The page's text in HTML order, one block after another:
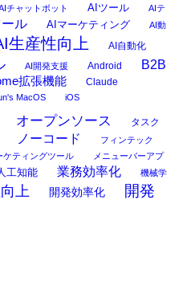
チャットボット AIツール
AIテ
ル AIマーケティング AI動
生産性向上 AI自動化
AI開発支援 Android
B2B
拡張機能 Claude
MacOS iOS
オープンソース
タスク
ノーコード フィンテック
ケティングツール
メニューバーアプ
工知能 業務効率化 機械学
上 開発効率化
開発